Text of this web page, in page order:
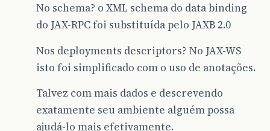
No schema? o XML schema do data binding
do JAX-RPC foi substituída pelo JAXB 2.0
Nos deployments descriptors? No JAX-WS
isto foi simplificado com o uso de anotações.
Talvez com mais dados e descrevendo
exatamente seu ambiente alguém possa
ajudá-lo mais efetivamente.